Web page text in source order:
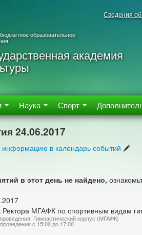
Сведения
образовательное
академия
Наука Спорт
24.06.2017
информацию в календарь событий
в этот день не найдено,
Ректора МГАФК по спортивным видам
Гимнастический корпус (МГАФК)
с 15:00 до 17:00